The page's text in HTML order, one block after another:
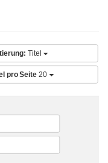
Titel
pro Seite 20